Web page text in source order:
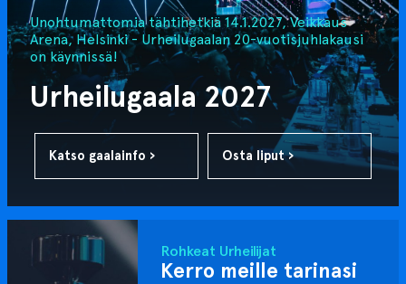
Unohtumattomia tähtihetkiä 14.1.2027, Veikkaus
Arena, Helsinki - Urheilugaalan 20-vuotisjuhlakausi
on käynnissä!
Urheilugaala 2027
Katso gaalainfo › Osta liput ›
Rohkeat Urheilijat
Kerro meille tarinasi